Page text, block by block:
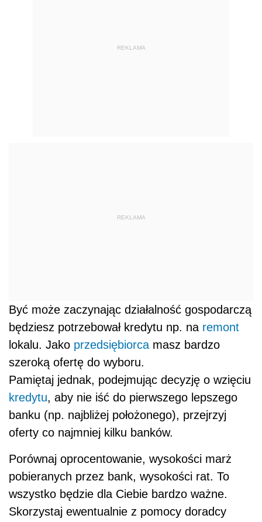
REKLAMA
REKLAMA
Być może zaczynając działalność gospodarczą
będziesz potrzebował kredytu np. na remont
lokalu. Jako przedsiębiorca masz bardzo
szeroką ofertę do wyboru.
Pamiętaj jednak, podejmując decyzję o wzięciu
kredytu, aby nie iść do pierwszego lepszego
banku (np. najbliżej położonego), przejrzyj
oferty co najmniej kilku banków.
Porównaj oprocentowanie, wysokości marż
pobieranych przez bank, wysokości rat. To
wszystko będzie dla Ciebie bardzo ważne.
Skorzystaj ewentualnie z pomocy doradcy